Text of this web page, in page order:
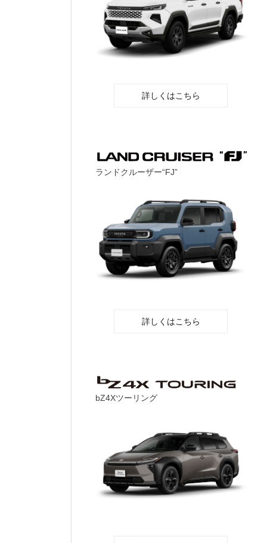
詳しくはこちら
ランドクルーザー“FJ”
詳しくはこちら
bZ4Xツーリング